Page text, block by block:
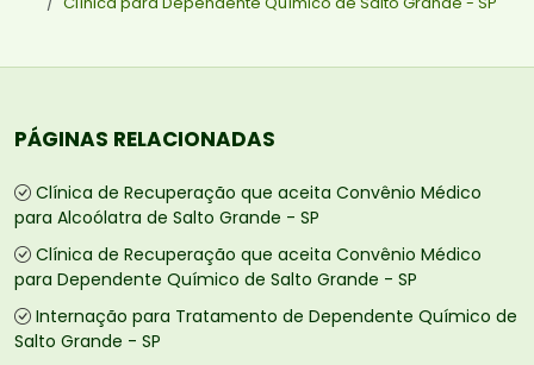
PÁGINAS RELACIONADAS
Clínica de Recuperação que aceita Convênio Médico
para Alcoólatra de Salto Grande - SP
Clínica de Recuperação que aceita Convênio Médico
para Dependente Químico de Salto Grande - SP
Internação para Tratamento de Dependente Químico de
Salto Grande - SP